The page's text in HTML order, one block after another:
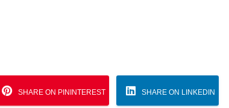
SHARE ON PININTEREST SHARE ON LINKEDIN